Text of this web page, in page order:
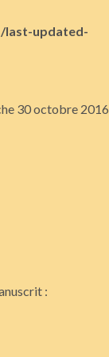
last-updated-
30 octobre 2016
: